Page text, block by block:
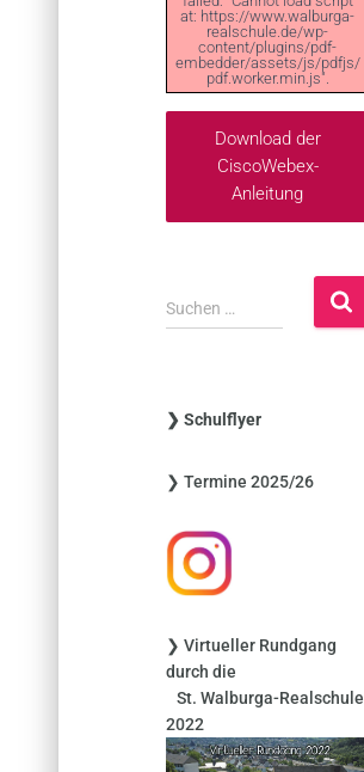
at: https://www.walburga-
realschule.de/wp-
content/plugins/pdf-
embedder/assets/js/pdfjs/
pdf.worker.min.js".
Download der
CiscoWebex-
Anleitung
S
u
n
a
h
:
Suchen …
❯ Schulflyer
❯ Termine 2025/26
❯ Virtueller Rundgang
durch die
St. Walburga-Realschule
2022